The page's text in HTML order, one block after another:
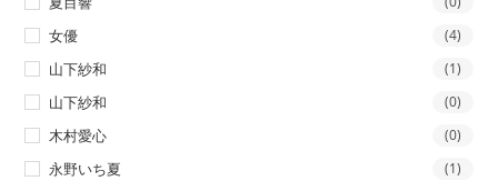
女優 (4)
山下紗和 (1)
山下紗和 (0)
木村愛心 (0)
永野いち夏 (1)